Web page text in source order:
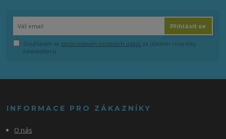
Přihlásit se
Souhlasím se zpracováním osobních údajů za účelem rozesílky
newsletteru.
INFORMACE PRO ZÁKAZNÍKY
O nás